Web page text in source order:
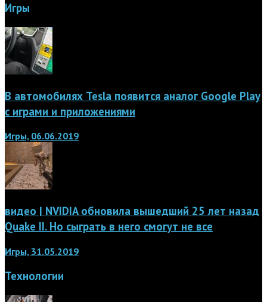
Игры
В автомобилях Tesla появится аналог Google Play
с играми и приложениями
Игры, 06.06.2019
видео | NVIDIA обновила вышедший 25 лет назад
Quake II. Но сыграть в него смогут не все
Игры, 31.05.2019
Технологии